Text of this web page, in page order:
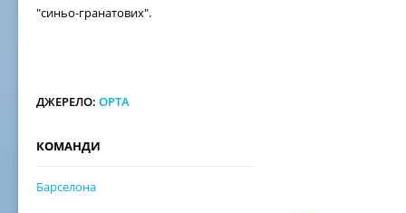
"синьо-гранатових".
ДЖЕРЕЛО: OPTA
КОМАНДИ
Барселона